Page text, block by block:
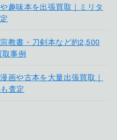
趣味本を出張買取｜ミリタ
教書・刀剣本など約2,500
事例
画や古本を大量出張買取｜
査定